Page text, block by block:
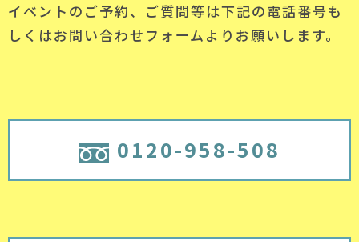
イベントのご予約、ご質問等は下記の電話番号も
しくはお問い合わせフォームよりお願いします。
0120-958-508